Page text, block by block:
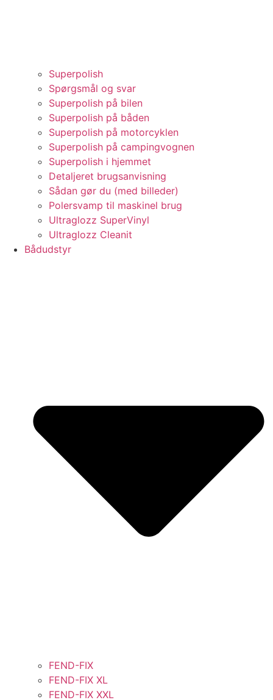
Superpolish
Spørgsmål og svar
Superpolish på bilen
Superpolish på båden
Superpolish på motorcyklen
Superpolish på campingvognen
Superpolish i hjemmet
Detaljeret brugsanvisning
Sådan gør du (med billeder)
Polersvamp til maskinel brug
Ultraglozz SuperVinyl
Ultraglozz Cleanit
Bådudstyr
FEND-FIX
FEND-FIX XL
FEND-FIX XXL